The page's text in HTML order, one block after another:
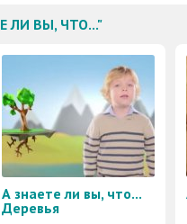
ЛИ ВЫ, ЧТО..."
А знаете ли вы, что...
Деревья